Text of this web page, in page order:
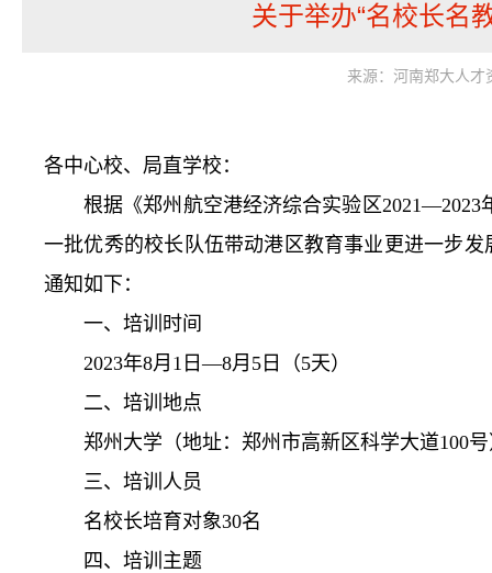
关于举办“名校长名
来源：河南郑大人
各中心校、局直学校：
根据《郑州航空港经济综合实验区2021—2023
一批优秀的校长队伍带动港区教育事业更进一步
通知如下：
一、培训时间
2023年8月1日—8月5日（5天）
二、培训地点
郑州大学（地址：郑州市高新区科学大道100
三、培训人员
名校长培育对象30名
四、培训主题